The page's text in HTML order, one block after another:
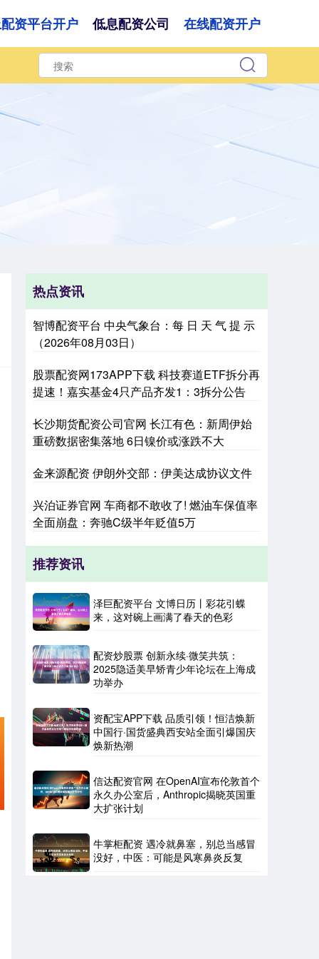
资平台开户 低息配资公司 在线配资开户
热点资讯
智博配资平台 中央气象台：每 日 天 气 提 示
（2026年08月03日）
股票配资网173APP下载 科技赛道ETF拆分再
提速！嘉实基金4只产品齐发1：3拆分公告
长沙期货配资公司官网 长江有色：新周伊始
重磅数据密集落地 6日镍价或涨跌不大
金来源配资 伊朗外交部：伊美达成协议文件
兴泊证券官网 车商都不敢收了! 燃油车保值率
全面崩盘：奔驰C级半年贬值5万
推荐资讯
泽巨配资平台 文博日历丨彩花引蝶
来，这对碗上画满了春天的色彩
配资炒股票 创新永续·微笑共筑：
2025隐适美早矫青少年论坛在上海成
功举办
资配宝APP下载 品质引领！恒洁焕新
中国行·国货盛典西安站全面引爆国庆
焕新热潮
信达配资官网 在OpenAI宣布伦敦首个
永久办公室后，Anthropic揭晓英国重
大扩张计划
牛掌柜配资 遇冷就鼻塞，别总当感冒
没好，中医：可能是风寒鼻炎反复